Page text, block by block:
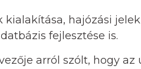
hajózási
fejlesztése is.
arról szólt, hogy